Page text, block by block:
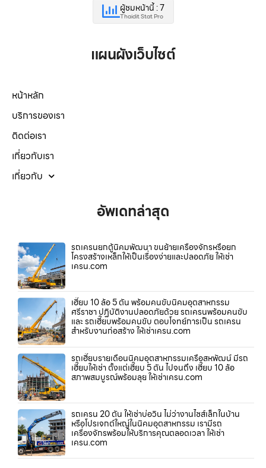
ผู้ชมหน้านี้ : 7
Thaidit Stat Pro
แผนผังเว็บไซต์
หน้าหลัก
บริการของเรา
ติดต่อเรา
เกี่ยวกับเรา
เกี่ยวกับ
อัพเดทล่าสุด
รถเครนยกตู้นิคมพัฒนา ขนย้ายเครื่องจักรหรือยก
โครงสร้างเหล็กให้เป็นเรื่องง่ายและปลอดภัย ให้เช่า
เครน.com
เฮี๊ยบ 10 ล้อ 5 ตัน พร้อมคนขับนิคมอุตสาหกรรม
ศรีราชา ปฏิบัติงานปลอดภัยด้วย รถเครนพร้อมคนขับ
และ รถเฮี๊ยบพร้อมคนขับ ตอบโจทย์การเป็น รถเครน
สำหรับงานก่อสร้าง ให้เช่าเครน.com
รถเฮี๊ยบรายเดือนนิคมอุตสาหกรรมเครือสหพัฒน์ มีรถ
เฮี๊ยบให้เช่า ตั้งแต่เฮี๊ยบ 5 ตัน ไปจนถึง เฮี๊ยบ 10 ล้อ
สภาพสมบูรณ์พร้อมลุย ให้เช่าเครน.com
รถเครน 20 ตัน ให้เช่าบ่อวิน ไม่ว่างานไซส์เล็กในบ้าน
หรือโปรเจกต์ใหญ่ในนิคมอุตสาหกรรม เรามีรถ
เครื่องจักรพร้อมให้บริการคุณตลอดเวลา ให้เช่า
เครน.com